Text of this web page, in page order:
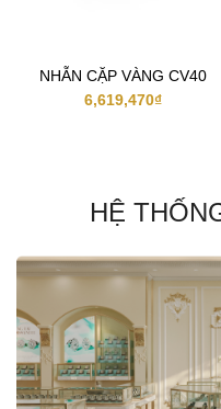
NHẪN CẶP VÀNG CV40
6,619,470₫
HỆ